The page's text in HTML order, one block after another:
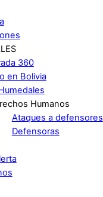
360
en Bolivia
Humanos
Ataques a defensores
Defensoras